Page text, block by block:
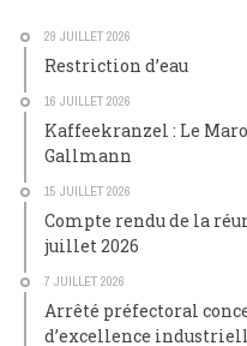
29 JUILLET 2026
Restriction d’eau
16 JUILLET 2026
Kaffeekranzel : Le
Gallmann
15 JUILLET 2026
Compte rendu de la
juillet 2026
7 JUILLET 2026
Arrêté préfectoral
d’excellence